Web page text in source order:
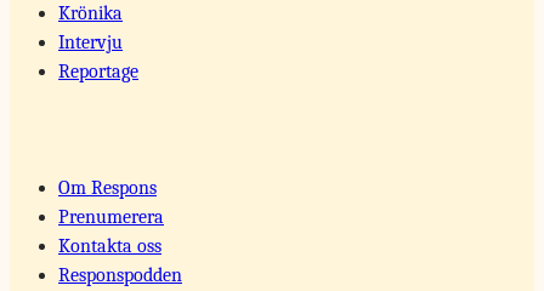
Krönika
Intervju
Reportage
Om Respons
Prenumerera
Kontakta oss
Responspodden